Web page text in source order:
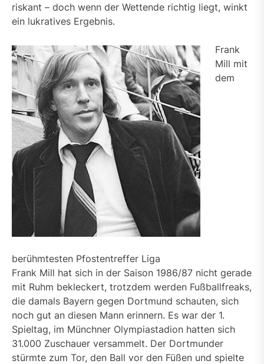
riskant – doch wenn der Wettende richtig liegt, winkt
ein lukratives Ergebnis.
Frank
Mill mit
dem
berühmtesten Pfostentreffer Liga
Frank Mill hat sich in der Saison 1986/87 nicht gerade
mit Ruhm bekleckert, trotzdem werden Fußballfreaks,
die damals Bayern gegen Dortmund schauten, sich
noch gut an diesen Mann erinnern. Es war der 1.
Spieltag, im Münchner Olympiastadion hatten sich
31.000 Zuschauer versammelt. Der Dortmunder
stürmte zum Tor, den Ball vor den Füßen und spielte